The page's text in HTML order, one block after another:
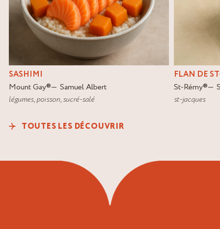
SASHIMI
Mount Gay®
Samuel Albert
légumes,poisson,sucré-salé
FLAN DE
St-Rémy®
st-jacques
TOUTES LES DÉCOUVRIR